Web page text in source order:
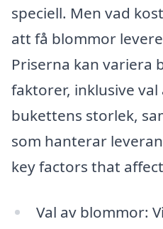
speciell. Men vad
att få blommor
Priserna kan variera
faktorer, inklusive val
bukettens storlek,
som hanterar
key factors that
Val av blommor: